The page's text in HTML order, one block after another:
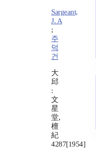
Sargeant,
J. A
;
주
덕
건
大
邱
:
文
星
堂,
檀
紀
4287[1954]